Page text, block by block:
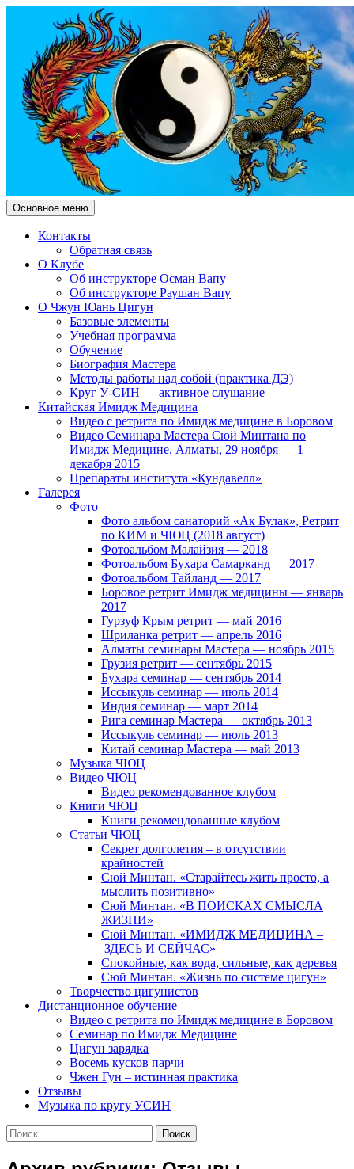
Чжун Юань Цигун Клуб
"Здесь и Сейчас"
Поиск
Основное меню Перейти
к
Контакты
Обратная связь
О Клубе
Об инструкторе Осман Вапу
Об инструкторе Раушан Вапу
О Чжун Юань Цигун
Базовые элементы
Учебная программа
Обучение
Биография Мастера
Методы работы над собой (практика ДЭ)
Круг У-СИН — активное слушание
Китайская Имидж Медицина
Видео с ретрита по Имидж медицине в Боровом
Видео Семинара Мастера Сюй Минтана по
Имидж Медицине, Алматы, 29 ноября — 1
декабря 2015
Препараты института «Кундавелл»
Галерея
Фото
Фото альбом санаторий «Ак Булак», Ретрит
по КИМ и ЧЮЦ (2018 август)
Фотоальбом Малайзия — 2018
Фотоальбом Бухара Самарканд — 2017
Фотоальбом Тайланд — 2017
Боровое ретрит Имидж медицины — январь
2017
Гурзуф Крым ретрит — май 2016
Шриланка ретрит — апрель 2016
Алматы семинары Мастера — ноябрь 2015
Грузия ретрит — сентябрь 2015
Бухара семинар — сентябрь 2014
Иссыкуль семинар — июль 2014
Индия семинар — март 2014
Рига семинар Мастера — октябрь 2013
Иссыкуль семинар — июль 2013
Китай семинар Мастера — май 2013
Музыка ЧЮЦ
Видео ЧЮЦ
Видео рекомендованное клубом
Книги ЧЮЦ
Книги рекомендованные клубом
Статьи ЧЮЦ
Секрет долголетия – в отсутствии
крайностей
Сюй Минтан. «Старайтесь жить просто, а
мыслить позитивно»
Сюй Минтан. «В ПОИСКАХ СМЫСЛА
ЖИЗНИ»
Сюй Минтан. «ИМИДЖ МЕДИЦИНА –
ЗДЕСЬ И СЕЙЧАС»
Спокойные, как вода, сильные, как деревья
Сюй Минтан. «Жизнь по системе цигун»
Творчество цигунистов
Дистанционное обучение
Видео с ретрита по Имидж медицине в Боровом
Семинар по Имидж Медицине
Цигун зарядка
Восемь кусков парчи
Чжен Гун – истинная практика
Отзывы
Музыка по кругу УСИН
Найти: